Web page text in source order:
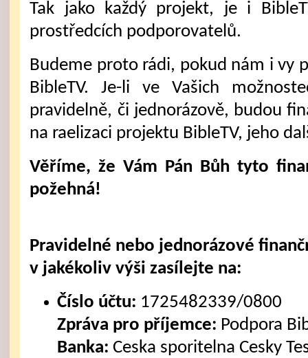
Tak jako každý projekt, je i
prostředcích podporovatelů.
Budeme proto rádi, pokud nám i vy
BibleTV. Je-li ve Vašich
pravidelně, či jednorázově, budou
na raelizaci projektu BibleTV, jeho
Věříme, že Vám Pán Bůh tyto
požehná!
Pravidelné nebo jednorázové
v jakékoliv výši zasílejte na:
Číslo účtu: 1725482339/0800
Zpráva pro příjemce: Podpora
Banka: Ceska sporitelna Cesky